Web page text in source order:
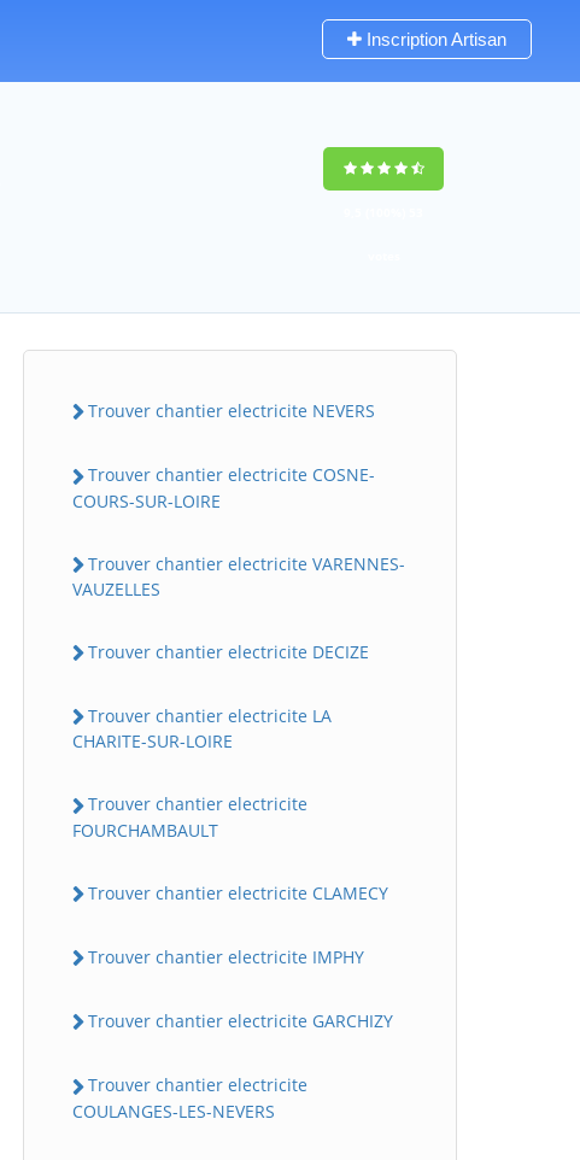
Inscription Artisan
Trouver chantier electricite NEVERS
Trouver chantier electricite COSNE-
COURS-SUR-LOIRE
Trouver chantier electricite VARENNES-
VAUZELLES
Trouver chantier electricite DECIZE
Trouver chantier electricite LA
CHARITE-SUR-LOIRE
Trouver chantier electricite
FOURCHAMBAULT
Trouver chantier electricite CLAMECY
Trouver chantier electricite IMPHY
Trouver chantier electricite GARCHIZY
Trouver chantier electricite
COULANGES-LES-NEVERS